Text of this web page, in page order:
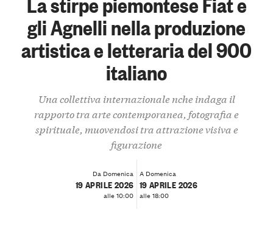
gli Agnelli nella produzione
artistica e letteraria del 900
italiano
Una collettiva internazionale nche indaga il
rapporto tra arte contemporanea, fotografia e
spirituale, muovendosi tra attrazione visiva e
figurazione
Da Domenica
19 APRILE 2026
alle 10:00
A Domenica
19 APRILE 2026
alle 18:00